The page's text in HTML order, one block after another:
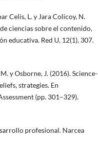
Celis, L. y Jara Colicoy, N.
ciencias sobre el contenido,
educativa. Red U, 12(1), 307.
y Osborne, J. (2016). Science-
strategies. En
(pp. 301–329).
profesional. Narcea